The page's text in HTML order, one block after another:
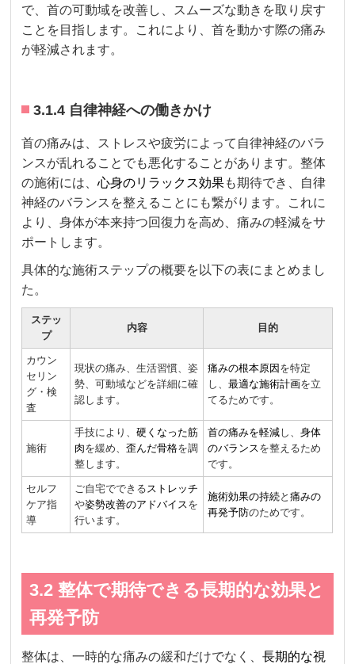
で、首の可動域を改善し、スムーズな動きを取り戻す
ことを目指します。これにより、首を動かす際の痛み
が軽減されます。
3.1.4 自律神経への働きかけ
首の痛みは、ストレスや疲労によって自律神経のバラ
ンスが乱れることでも悪化することがあります。整体
の施術には、心身のリラックス効果も期待でき、自律
神経のバランスを整えることにも繋がります。これに
より、身体が本来持つ回復力を高め、痛みの軽減をサ
ポートします。
具体的な施術ステップの概要を以下の表にまとめまし
た。
ステッ
プ
内容 目的
カウン
セリン
グ・検
査
現状の痛み、生活習慣、姿
勢、可動域などを詳細に確
認します。
痛みの根本原因を特定
し、最適な施術計画を立
てるためです。
施術
手技により、硬くなった筋
肉を緩め、歪んだ骨格を調
整します。
首の痛みを軽減し、身体
のバランス を整えるため
です。
セルフ
ケア指
導
ご自宅でできる ストレッチ
や姿勢改善のアドバイス を
行います。
施術効果の持続と痛みの
再発予防のためです。
3.2 整体で期待できる長期的な効果と
再発予防
整体は、一時的な痛みの緩和だけでなく、長期的な視